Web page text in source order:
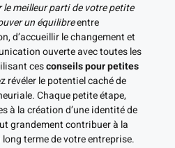
meilleur parti de votre petite
un équilibreentre
d’accueillir le changement et
ouverte avec toutes les
cesconseils pour petites
révéler le potentiel caché de
Chaque petite étape,
à la création d’une identité de
grandement contribuer à la
terme de votre entreprise.